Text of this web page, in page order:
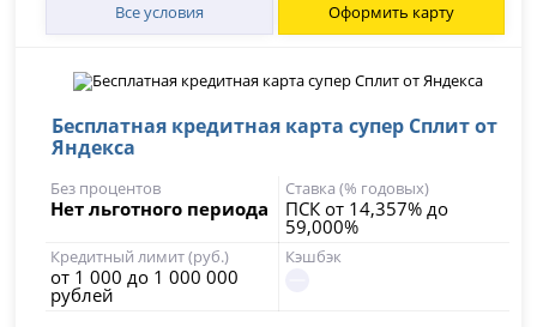
Все условия Оформить карту
Бесплатная кредитная карта супер Сплит от
Яндекса
Без процентов
Нет льготного периода
Ставка (% годовых)
ПСК от 14,357% до
59,000%
Кредитный лимит (руб.)
от 1 000 до 1 000 000
рублей
Кэшбэк